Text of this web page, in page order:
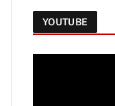
YOUTUBE